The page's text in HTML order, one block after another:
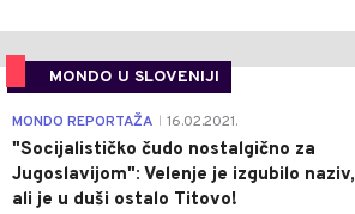
MONDO U SLOVENIJI
MONDO REPORTAŽA 16.02.2021.
"Socijalističko čudo nostalgično za
Jugoslavijom": Velenje je izgubilo naziv,
ali je u duši ostalo Titovo!